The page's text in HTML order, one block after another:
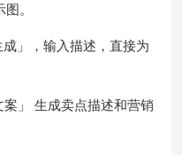
。
」，输入描述，直接为
」 生成卖点描述和营销